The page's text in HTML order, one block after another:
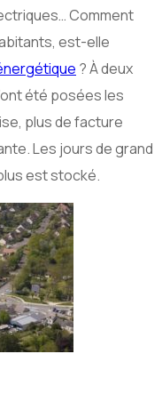
Comment
est-elle
? À deux
été posées les
plus de facture
Les jours de grand
est stocké.